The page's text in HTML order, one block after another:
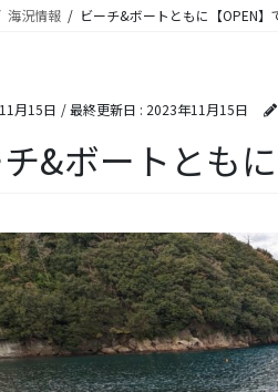
海況情報 ビーチ&ボートともに【OPEN】
月15日 / 最終更新日 : 2023年11月15日
&ボートともに